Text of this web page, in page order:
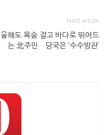
Next article
올해도 목숨 걸고 바다로 뛰어드
는 北주민…당국은 ‘수수방관’